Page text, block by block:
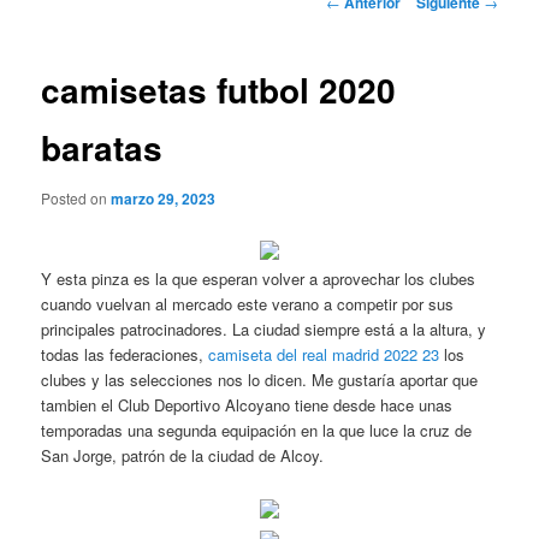
camisetas futbol 2020
baratas
Posted onmarzo 29, 2023
Y esta pinza es la que esperan volver a aprovechar los clubes
cuando vuelvan al mercado este verano a competir por sus
principales patrocinadores. La ciudad siempre está a la altura, y
todas las federaciones,camiseta del real madrid 2022 23 los
clubes y las selecciones nos lo dicen. Me gustaría aportar que
tambien el Club Deportivo Alcoyano tiene desde hace unas
temporadas una segunda equipación en la que luce la cruz de
San Jorge, patrón de la ciudad de Alcoy.